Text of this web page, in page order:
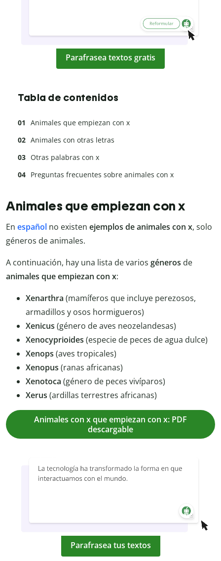
Parafrasea textos gratis
Tabla de contenidos
Animales que empiezan con x
Animales con otras letras
Otras palabras con x
Preguntas frecuentes sobre animales con x
Animales que empiezan con x
En español no existen ejemplos de animales con x, solo
géneros de animales.
A continuación, hay una lista de varios géneros de
animales que empiezan con x:
Xenarthra (mamíferos que incluye perezosos,
armadillos y osos hormigueros)
Xenicus (género de aves neozelandesas)
Xenocyprioides (especie de peces de agua dulce)
Xenops (aves tropicales)
Xenopus (ranas africanas)
Xenotoca (género de peces vivíparos)
Xerus (ardillas terrestres africanas)
Animales con x que empiezan con x: PDF
descargable
Parafrasea tus textos